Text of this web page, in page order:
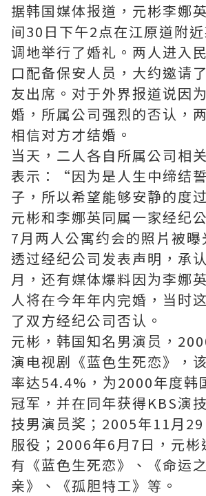
据韩国媒体报道，元彬李娜
间30日下午2点在江原道附
调地举行了婚礼。两人进入
口配备保安人员，大约邀请
友出席。对于外界报道说因
婚，所属公司强烈的否认，
相信对方才结婚。
当天，二人各自所属公司相
表示：“因为是人生中缔结
子，所以希望能够安静的度
元彬和李娜英同属一家经纪
7月两人公寓约会的照片被
透过经纪公司发表声明，承
月，还有媒体爆料因为李娜
人将在今年年内完婚，当时
了双方经纪公司否认。
元彬，韩国知名男演员，
演电视剧《蓝色生死恋》，
率达54.4%，为2000年度韩
冠军，并在同年获得KBS演
技男演员奖；2005年11月
服役；2006年6月7日，元彬
有《蓝色生死恋》、《命运
亲》、《孤胆特工》等。